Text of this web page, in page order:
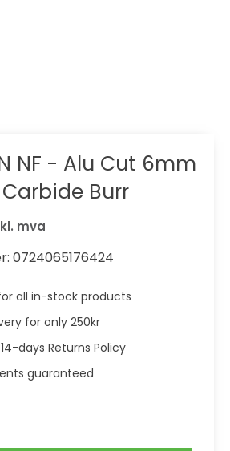
NF - Alu Cut 6mm
Burr
mva
0724065176424
all in-stock products
for only 250kr
days Returns Policy
guaranteed